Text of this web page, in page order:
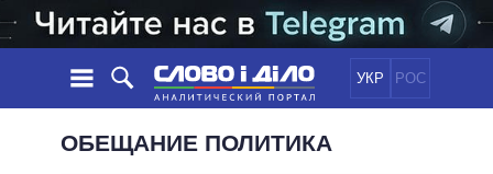
УКР РОС
НОВОСТИ
ОБЕЩАНИЕ ПОЛИТИКА